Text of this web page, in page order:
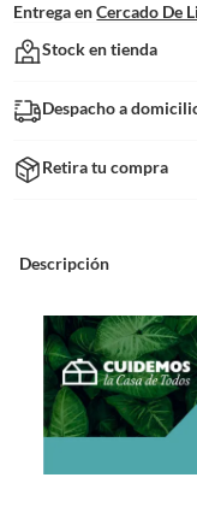
Entrega en Cercado De
Stock en tienda
Despacho a
Retira tu compra
Descripción